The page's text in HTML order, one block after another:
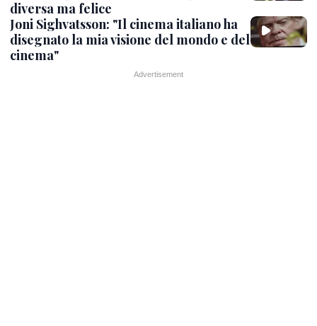
diversa ma felice
Joni Sighvatsson: "Il cinema italiano ha
disegnato la mia visione del mondo e del
cinema"